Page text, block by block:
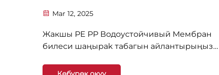
Mar 12, 2025
Жакшы PE PP Водоустойчивый Мембран
билеси шаңырak табагын айлантырыңыз
водоустойчивдиктин мөмдүлүгү Керек